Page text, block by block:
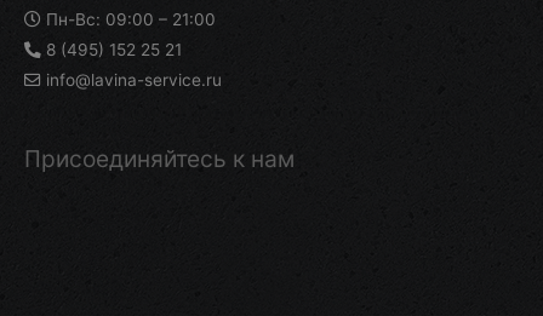
Пн-Вс: 09:00 – 21:00
8 (495) 152 25 21
info@lavina-service.ru
Присоединяйтесь к нам